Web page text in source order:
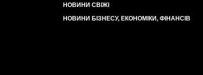
НОВИНИ СВІЖІ
НОВИНИ БІЗНЕСУ, ЕКОНОМІКИ, ФІНАНСІВ